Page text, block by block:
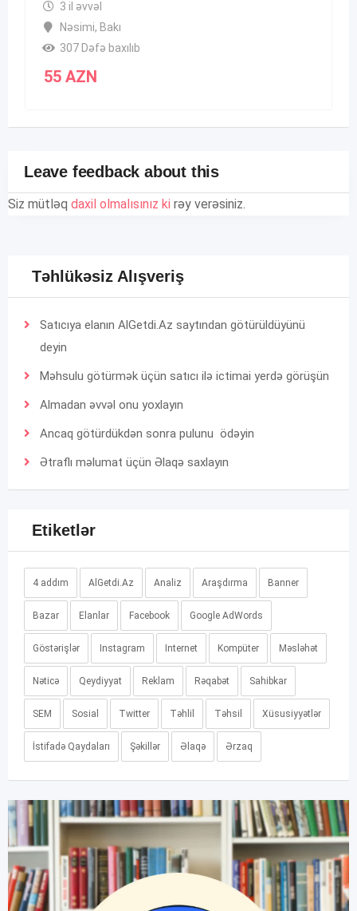
3 il əvvəl
Nəsimi, Bakı
307 Dəfə baxılıb
55 AZN
Leave feedback about this
Siz mütləq daxil olmalısınız ki rəy verəsiniz.
Təhlükəsiz Alışveriş
Satıcıya elanın AlGetdi.Az saytından götürüldüyünü
deyin
Məhsulu götürmək üçün satıcı ilə ictimai yerdə görüşün
Almadan əvvəl onu yoxlayın
Ancaq götürdükdən sonra pulunu ödəyin
Ətraflı məlumat üçün Əlaqə saxlayın
Etiketlər
4 addım AlGetdi.Az Analiz Araşdırma Banner
Bazar Elanlar Facebook Google AdWords
Göstərişlər Instagram Internet Kompüter Məsləhət
Nəticə Qeydiyyat Reklam Rəqabət Sahibkar
SEM Sosial Twitter Təhlil Təhsil Xüsusiyyətlər
İstifadə Qaydaları Şəkillər Əlaqə Ərzaq